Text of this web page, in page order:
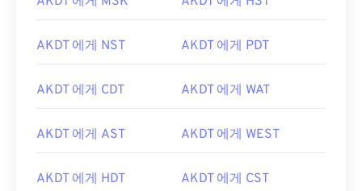
AKDT 에게 NST AKDT 에게 PDT
AKDT 에게 CDT AKDT 에게 WAT
AKDT 에게 AST AKDT 에게 WEST
AKDT 에게 HDT AKDT 에게 CST